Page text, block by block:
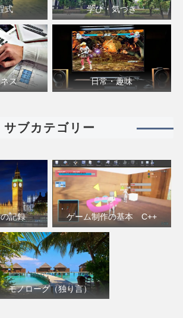
式 学び・気づき
ス 日常・趣味
サブカテゴリー
記録 ゲーム制作の基本 C++
モノローグ（独り言）